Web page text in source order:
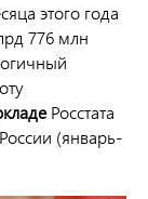
этого года
776 млн
Росстата
(январь-